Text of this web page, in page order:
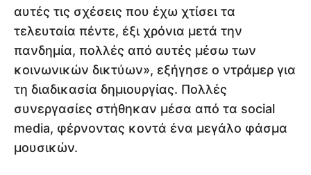
αυτές τις σχέσεις που έχω χτίσει τα
τελευταία πέντε, έξι χρόνια μετά την
πανδημία, πολλές από αυτές μέσω των
κοινωνικών δικτύων», εξήγησε ο ντράμερ για
τη διαδικασία δημιουργίας. Πολλές
συνεργασίες στήθηκαν μέσα από τα social
media, φέρνοντας κοντά ένα μεγάλο φάσμα
μουσικών.